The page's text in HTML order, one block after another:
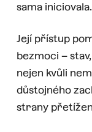
sama iniciovala.
Její přístup
bezmoci –
nejen kvůli
důstojného
strany